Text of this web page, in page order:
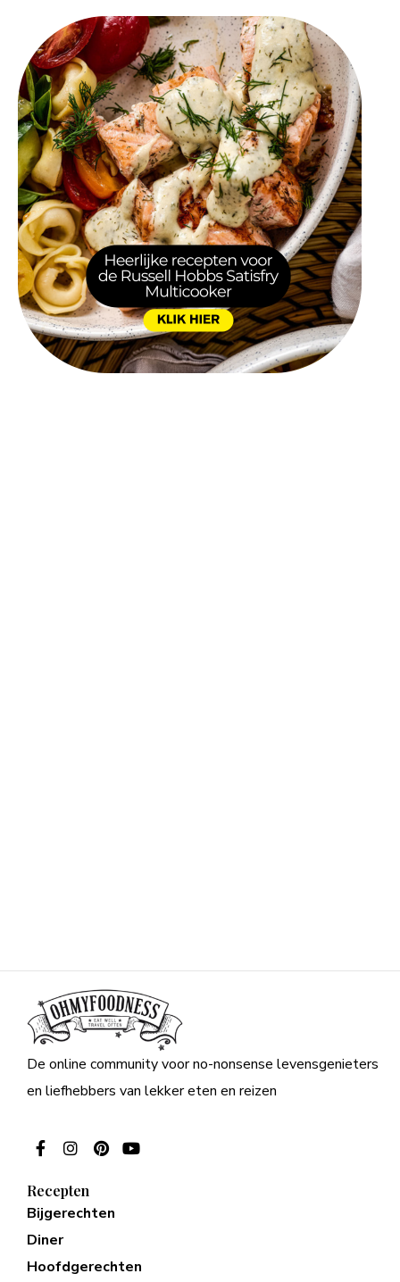
De online community voor no-nonsense levensgenieters
en liefhebbers van lekker eten en reizen
Recepten
Bijgerechten
Diner
Hoofdgerechten